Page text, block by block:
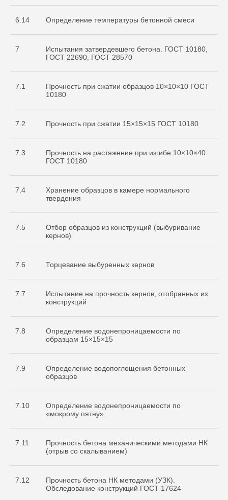
6.14 Определение температуры бетонной смеси
7
Испытания затвердевшего бетона. ГОСТ 10180,
ГОСТ 22690, ГОСТ 28570
7.1
Прочность при сжатии образцов 10×10×10 ГОСТ
10180
7.2 Прочность при сжатии 15×15×15 ГОСТ 10180
7.3
Прочность на растяжение при изгибе 10×10×40
ГОСТ 10180
7.4
Хранение образцов в камере нормального
твердения
7.5
Отбор образцов из конструкций (выбуривание
кернов)
7.6 Торцевание выбуренных кернов
7.7
Испытание на прочность кернов, отобранных из
конструкций
7.8
Определение водонепроницаемости по
образцам 15×15×15
7.9
Определение водопоглощения бетонных
образцов
7.10
Определение водонепроницаемости по
«мокрому пятну»
7.11
Прочность бетона механическими методами НК
(отрыв со скалыванием)
7.12
Прочность бетона НК методами (УЗК).
Обследование конструкций ГОСТ 17624
info@sdo-eng.ru